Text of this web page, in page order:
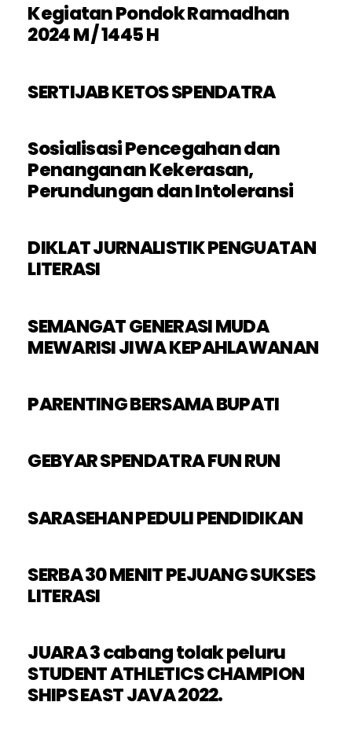
Kegiatan Pondok Ramadhan
2024 M / 1445 H
SERTIJAB KETOS SPENDATRA
Sosialisasi Pencegahan dan
Penanganan Kekerasan,
Perundungan dan Intoleransi
DIKLAT JURNALISTIK PENGUATAN
LITERASI
SEMANGAT GENERASI MUDA
MEWARISI JIWA KEPAHLAWANAN
PARENTING BERSAMA BUPATI
GEBYAR SPENDATRA FUN RUN
SARASEHAN PEDULI PENDIDIKAN
SERBA 30 MENIT PEJUANG SUKSES
LITERASI
JUARA 3 cabang tolak peluru
STUDENT ATHLETICS CHAMPION
SHIPS EAST JAVA 2022.